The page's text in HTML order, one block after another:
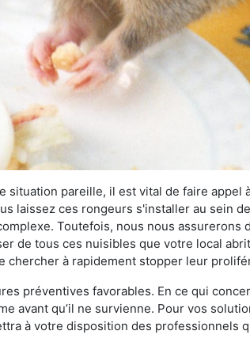
situation pareille, il est vital de faire
laissez ces rongeurs s'installer au sein
Toutefois, nous nous
de tous ces nuisibles que votre local
chercher à rapidement stopper leur
préventives favorables. En ce qui
avant qu’il ne survienne. Pour vos
à votre disposition des professionnels